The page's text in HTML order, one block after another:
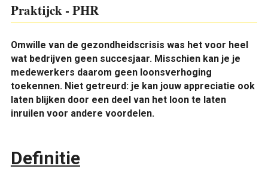
Praktijck - PHR
Omwille van de gezondheidscrisis was het voor heel
wat bedrijven geen succesjaar. Misschien kan je je
medewerkers daarom geen loonsverhoging
toekennen. Niet getreurd: je kan jouw appreciatie ook
laten blijken door een deel van het loon te laten
inruilen voor andere voordelen.
Definitie